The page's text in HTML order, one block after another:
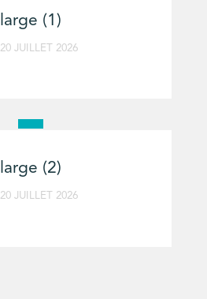
large (1)
20 JUILLET 2026
large (2)
20 JUILLET 2026